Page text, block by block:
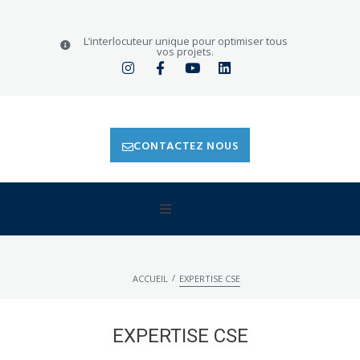
L’interlocuteur unique pour optimiser tous
vos projets.
CONTACTEZ NOUS
QSE & RH
ACCUEIL / EXPERTISE CSE
EXPERTISE CSE